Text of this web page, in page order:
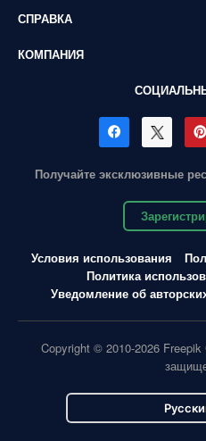
СПРАВКА
КОМПАНИЯ
Получайте эксклюзивные
Условия использования
Политика
Уведомление об
Copyright © 2010-2026